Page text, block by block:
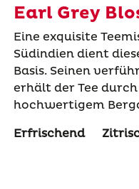
Earl Grey
Eine exquisite
Südindien dient
Basis. Seinen
erhält der Tee
hochwertigem
Erfrischend